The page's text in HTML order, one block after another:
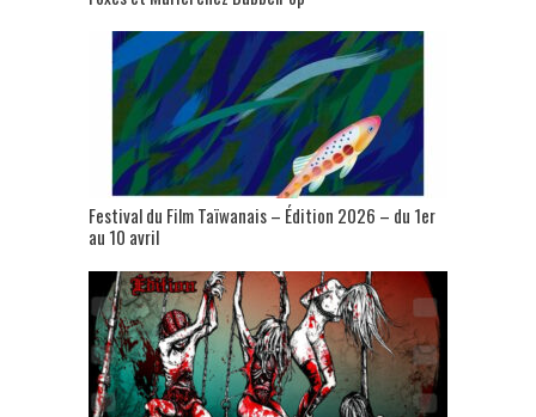
Festival du Film Taïwanais – Édition 2026 – du 1er
au 10 avril